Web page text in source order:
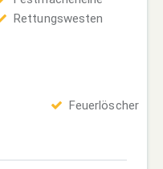
Rettungswesten
Feuerlöscher